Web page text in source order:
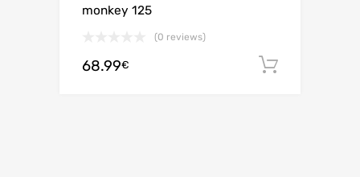
monkey 125
(0 reviews)
68.99€